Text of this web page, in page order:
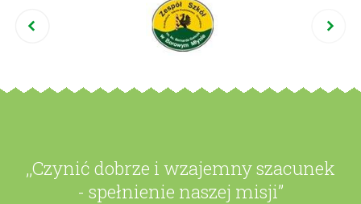
,,Czynić dobrze i wzajemny szacunek
- spełnienie naszej misji”